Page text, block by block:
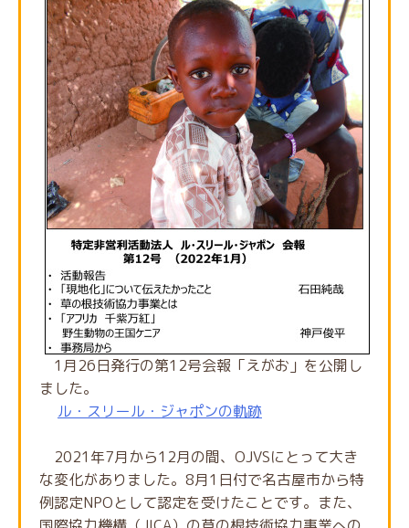
1月26日発行の第12号会報「えがお」を公開し
ました。
ル・スリール・ジャポンの軌跡
2021年7月から12月の間、OJVSにとって大き
な変化がありました。8月1日付で名古屋市から特
例認定NPOとして認定を受けたことです。また、